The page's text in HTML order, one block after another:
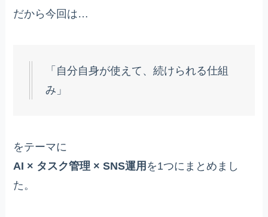
だから今回は…
「自分自身が使えて、続けられる仕組
み」
をテーマに
AI × タスク管理 × SNS運用 を1つにまとめまし
た。